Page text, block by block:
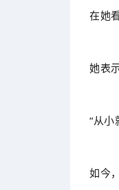
在她
她表
“从小
如今